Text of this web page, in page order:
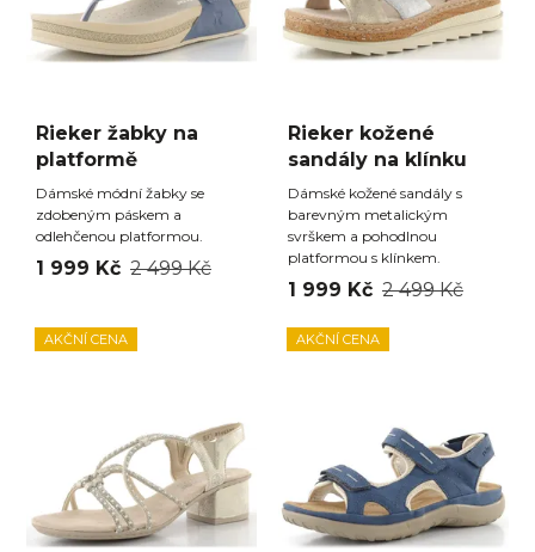
Rieker žabky na
platformě
Dámské módní žabky se
zdobeným páskem a
odlehčenou platformou.
1 999 Kč 2 499 Kč
Rieker kožené
sandály na klínku
Dámské kožené sandály s
barevným metalickým
svrškem a pohodlnou
platformou s klínkem.
1 999 Kč 2 499 Kč
AKČNÍ CENA AKČNÍ CENA